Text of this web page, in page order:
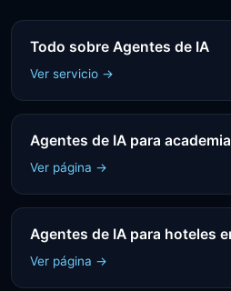
Todo sobre Agentes de IA
Ver servicio →
Agentes de IA para
Ver página →
Agentes de IA para hoteles
Ver página →